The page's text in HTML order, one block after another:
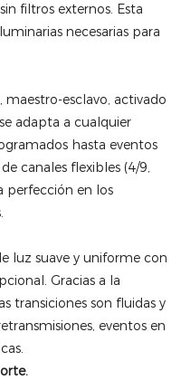
filtros externos. Esta
necesarias para
esclavo, activado
adapta a cualquier
hasta eventos
canales flexibles (4/9,
perfección en los
luz suave y uniforme con
Gracias a la
transiciones son fluidas y
eventos en